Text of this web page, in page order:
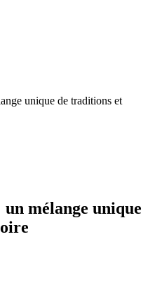
unique de traditions et
mélange unique